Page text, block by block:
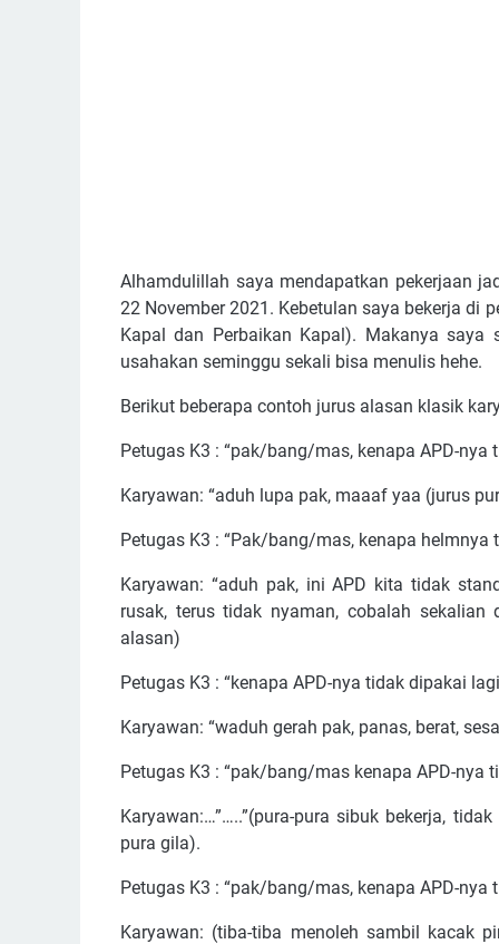
Alhamdulillah saya mendapatkan pekerjaan
22 November 2021. Kebetulan saya bekerja di
Kapal dan Perbaikan Kapal). Makanya
usahakan seminggu sekali bisa menulis hehe.
Berikut beberapa contoh jurus alasan klasik
Petugas K3 : “pak/bang/mas, kenapa APD-nya
Karyawan: “aduh lupa pak, maaaf yaa (jurus
Petugas K3 : “Pak/bang/mas, kenapa helmnya
Karyawan: “aduh pak, ini APD kita tidak
rusak, terus tidak nyaman, cobalah
alasan)
Petugas K3 : “kenapa APD-nya tidak dipakai
Karyawan: “waduh gerah pak, panas, berat,
Petugas K3 : “pak/bang/mas kenapa APD-nya
Karyawan:…”…..”(pura-pura sibuk bekerja,
pura gila).
Petugas K3 : “pak/bang/mas, kenapa APD-nya
Karyawan: (tiba-tiba menoleh sambil kacak